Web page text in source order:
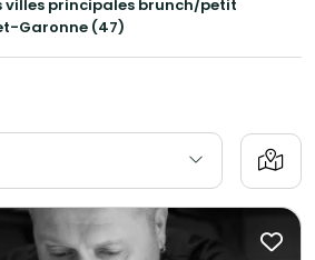
villes principales brunch/petit
Garonne (47)